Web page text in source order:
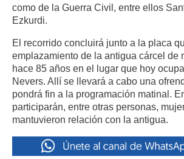
como de la Guerra Civil, entre ellos
Ezkurdi.
El recorrido concluirá junto a la placa
emplazamiento de la antigua cárcel de
hace 85 años en el lugar que hoy
Nevers. Allí se llevará a cabo una
pondrá fin a la programación matinal.
participarán, entre otras personas,
mantuvieron relación con la antigua.